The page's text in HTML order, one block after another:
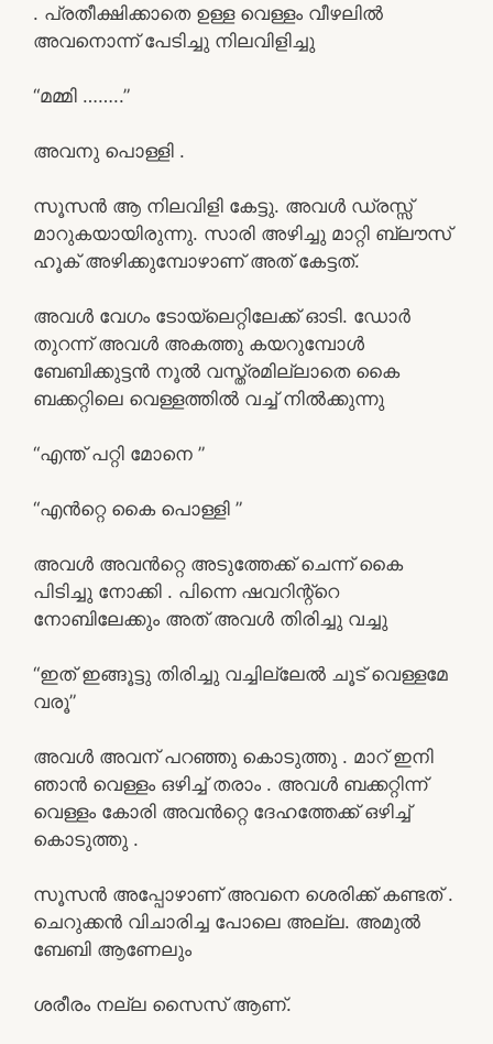
. പ്രതീക്ഷിക്കാതെ ഉള്ള വെള്ളം വീഴലിൽ
അവനൊന്ന് പേടിച്ചു നിലവിളിച്ചു
“മമ്മി ……..”
അവനു പൊള്ളി .
സൂസൻ ആ നിലവിളി കേട്ടു. അവൾ ഡ്രസ്സ്
മാറുകയായിരുന്നു. സാരി അഴിച്ചു മാറ്റി ബ്ലൗസ്
ഹൂക് അഴിക്കുമ്പോഴാണ് അത് കേട്ടത്.
അവൾ വേഗം ടോയ്‌ലെറ്റിലേക്ക് ഓടി. ഡോർ
തുറന്ന് അവൾ അകത്തു കയറുമ്പോൾ
ബേബിക്കുട്ടൻ നൂൽ വസ്ത്രമില്ലാതെ കൈ
ബക്കറ്റിലെ വെള്ളത്തിൽ വച്ച് നിൽക്കുന്നു
“എന്ത് പറ്റി മോനെ ”
“എൻറ്റെ കൈ പൊള്ളി ”
അവൾ അവൻറ്റെ അടുത്തേക്ക് ചെന്ന് കൈ
പിടിച്ചു നോക്കി . പിന്നെ ഷവറിന്റ്റെ
നോബിലേക്കും അത് അവൾ തിരിച്ചു വച്ചു
“ഇത് ഇങ്ങൂട്ടു തിരിച്ചു വച്ചില്ലേൽ ചൂട് വെള്ളമേ
വരൂ”
അവൾ അവന് പറഞ്ഞു കൊടുത്തു . മാറ് ഇനി
ഞാൻ വെള്ളം ഒഴിച്ച് തരാം . അവൾ ബക്കറ്റിന്ന്
വെള്ളം കോരി അവൻറ്റെ ദേഹത്തേക്ക് ഒഴിച്ച്
കൊടുത്തു .
സൂസൻ അപ്പോഴാണ് അവനെ ശെരിക്ക് കണ്ടത് .
ചെറുക്കൻ വിചാരിച്ച പോലെ അല്ല. അമുൽ
ബേബി ആണേലും
ശരീരം നല്ല സൈസ് ആണ്.